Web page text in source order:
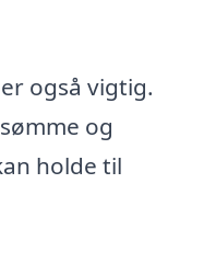
også vigtig.
og
holde til